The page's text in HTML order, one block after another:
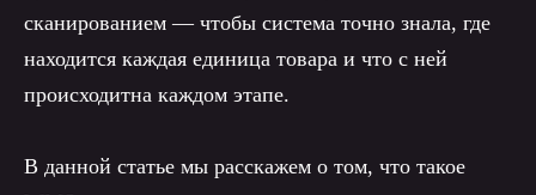
сканированием — чтобы система точно знала, где
находится каждая единица товара и что с ней
происходитна каждом этапе.
В данной статье мы расскажем о том, что такое